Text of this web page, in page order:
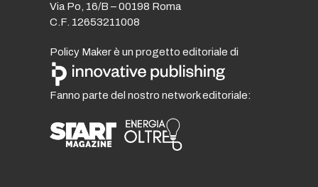
Via Po, 16/B – 00198 Roma
C.F. 12653211008
Policy Maker è un progetto editoriale di
Fanno parte del nostro network editoriale: